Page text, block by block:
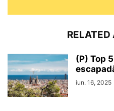
RELATED
(P) Top
iun. 16, 2025